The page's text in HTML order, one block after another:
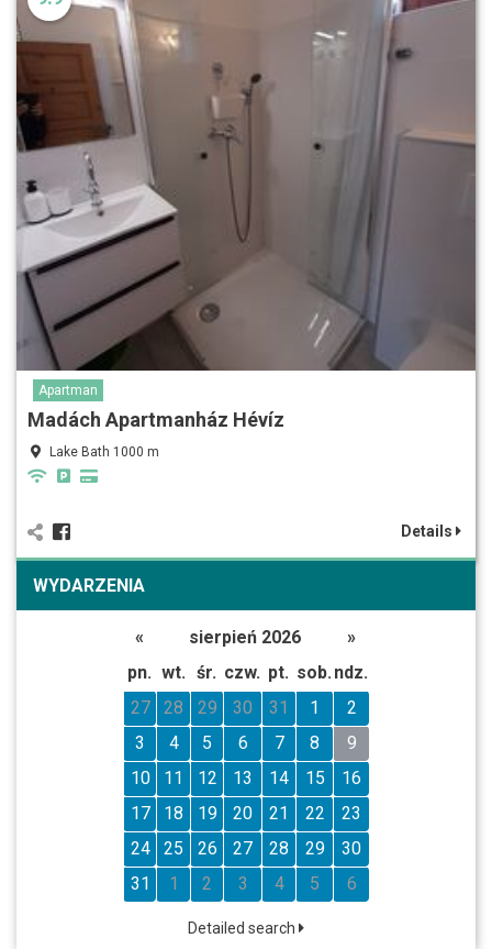
Apartman
Madách Apartmanház Hévíz
Lake Bath 1000 m
Details
WYDARZENIA
« sierpień 2026
»
pn. wt. śr. czw. pt. sob. ndz.
27
28 29 30 31 1
2
3
4 5 6 7 8
9
10
11 12 13 14 15
16
17
18 19 20 21 22
23
24
25 26 27 28 29
30
31
1 2 3 4 5 6
Detailed search